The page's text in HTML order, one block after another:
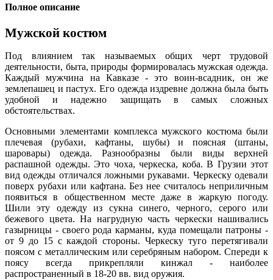
Полное описание
Мужской костюм
Под влиянием так называемых общих черт трудовой
деятельности, быта, природы формировалась мужская одежда.
Каждый мужчина на Кавказе - это воин-всадник, он же
землепашец и пастух. Его одежда издревне должна была быть
удобной и надежно защищать в самых сложных
обстоятельствах.
Основными элементами комплекса мужского костюма были
плечевая (рубахи, кафтаны, шубы) и поясная (штаны,
шаровары) одежда. Разнообразны были виды верхней
распашной одежды. Это чоха, черкеска, коба. В Грузии этот
вид одежды отличался ложными рукавами. Черкеску одевали
поверх рубахи или кафтана. Без нее считалось неприличным
появиться в общественном месте даже в жаркую погоду.
Шили эту одежду из сукна синего, черного, серого или
бежевого цвета. На нагрудную часть черкески нашивались
газырницы - своего рода карманы, куда помещали патроны -
от 9 до 15 с каждой стороны. Черкеску туго перетягивали
поясом с металлическим или серебряным набором. Спереди к
поясу всегда прикрепляли кинжал - наиболее
распространенный в 18-20 вв. вид оружия.